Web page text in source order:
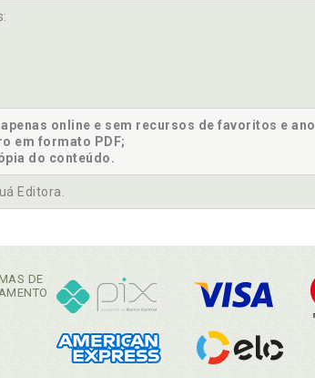
online e sem recursos de favoritos e
em formato PDF;
do conteúdo.
Editora.
DE